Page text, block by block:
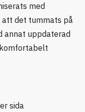
med
det tummats på
annat uppdaterad
sida